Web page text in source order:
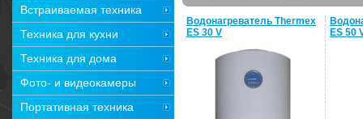
Водонагреватель Thermex
ES 30 V
ES 50
Встраиваемая техника
Техника для кухни
Техника для дома
Фото- и видеокамеры
Портативная техника